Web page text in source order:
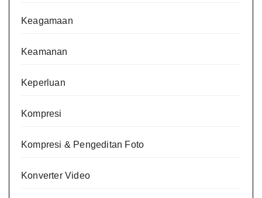
Keagamaan
Keamanan
Keperluan
Kompresi
Kompresi & Pengeditan Foto
Konverter Video